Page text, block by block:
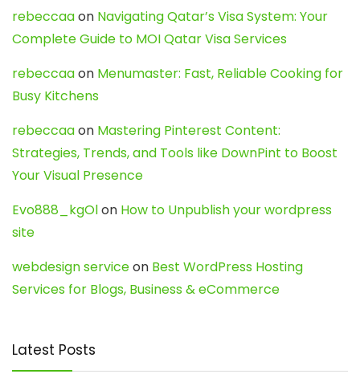
rebeccaaon Navigating Qatar’s Visa System: Your
Complete Guide to MOI Qatar Visa Services
rebeccaaon Menumaster: Fast, Reliable Cooking for
Busy Kitchens
rebeccaaon Mastering Pinterest Content:
Strategies, Trends, and Tools like DownPint to Boost
Your Visual Presence
Evo888_kgOlon How to Unpublish your wordpress
site
webdesign serviceon Best WordPress Hosting
Services for Blogs, Business & eCommerce
Latest Posts